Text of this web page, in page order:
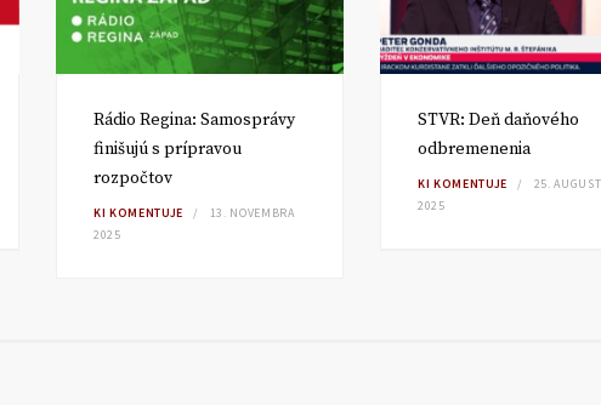
Rádio Regina: Samosprávy
finišujú s prípravou
rozpočtov
KI KOMENTUJE
13. NOVEMBRA
2025
STVR: Deň daňového
odbremenenia
KI KOMENTUJE
25.
2025